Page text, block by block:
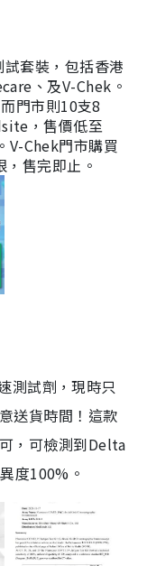
套裝，包括香港
、及V-Chek。
門市則10支8
，售價低至
V-Chek門市購買
售完即止。
測試劑，現時只
送貨時間！這款
，可檢測到Delta
度100%。